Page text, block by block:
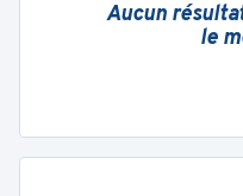
Aucun
le